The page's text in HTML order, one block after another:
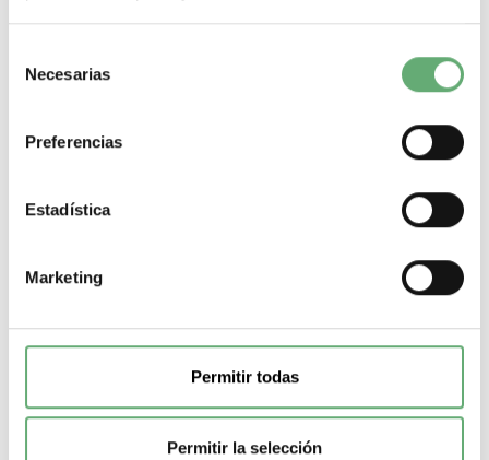
Necesarias
Preferencias
Estadística
Marketing
Permitir todas
Permitir la selección
470,18€200,81€
Modulos
630 A
+